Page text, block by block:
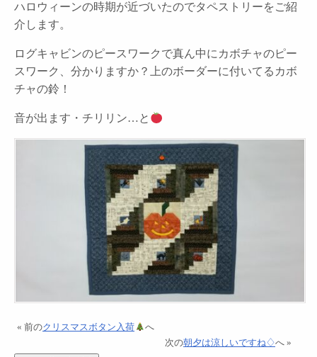
ハロウィーンの時期が近づいたのでタペストリーをご紹
介します。
ログキャビンのピースワークで真ん中にカボチャのピー
スワーク、分かりますか？上のボーダーに付いてるカボ
チャの鈴！
音が出ます・チリリン…と
« 前のクリスマスボタン入荷
へ
次の朝夕は涼しいですね♢へ »